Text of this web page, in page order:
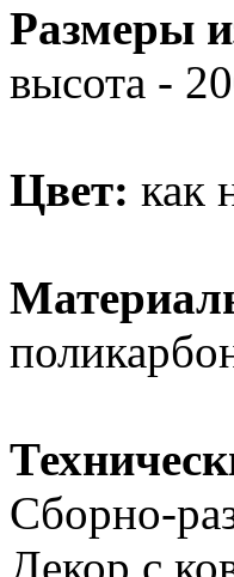
Размеры
высота -
Цвет: как
Сборно-
Декор с